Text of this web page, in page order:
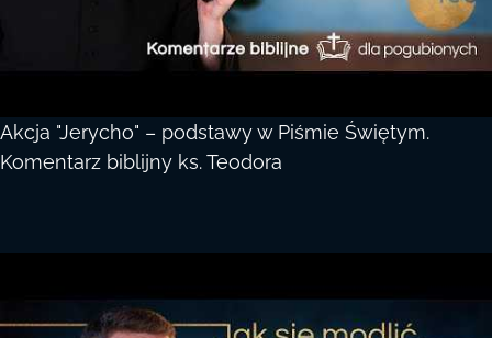
Akcja "Jerycho" – podstawy w Piśmie Świętym.
Komentarz biblijny ks. Teodora